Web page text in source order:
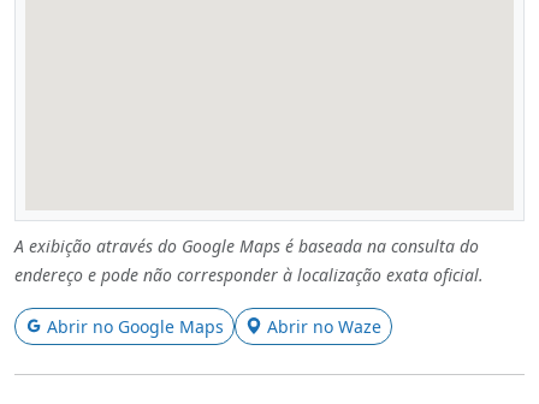
A exibição através do Google Maps é baseada na consulta do
endereço e pode não corresponder à localização exata oficial.
Abrir no Google Maps Abrir no Waze